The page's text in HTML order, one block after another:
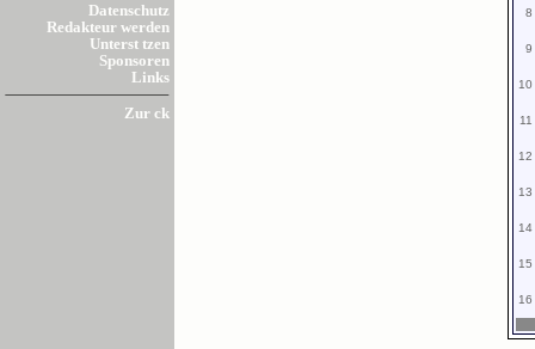
Datenschutz
Redakteur werden
Unterst tzen
Sponsoren
Links
Zur ck
8
9
10
11
12
13
14
15
16